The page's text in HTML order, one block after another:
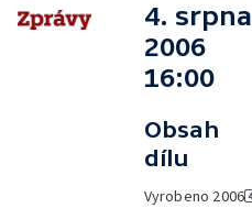
4. srpna
2006
16:00
Obsah
dílu
Vyrobeno 2006